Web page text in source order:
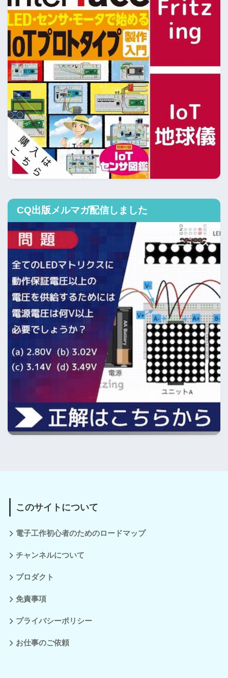
CQ出版メルマガ配信しました
このサイトについて
電子工作初心者のためのロードマップ
チャンネルについて
プロダクト
免責事項
プライバシーポリシー
お仕事のご依頼